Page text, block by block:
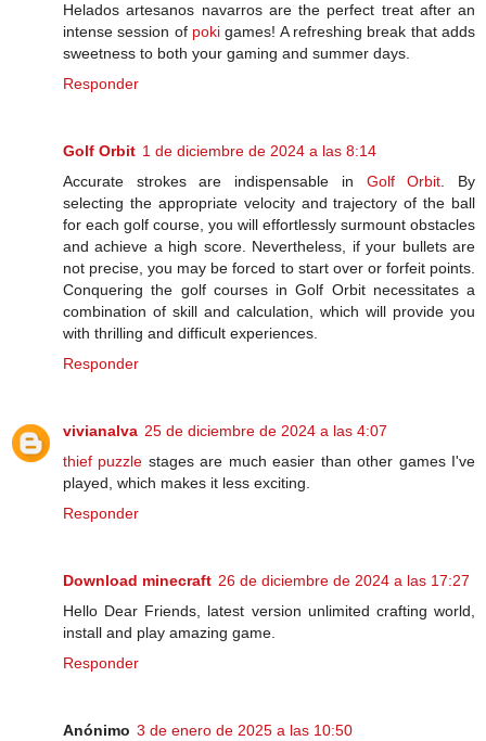
Helados artesanos navarros are the perfect treat after an
intense session of poki games! A refreshing break that adds
sweetness to both your gaming and summer days.
Responder
Golf Orbit 1 de diciembre de 2024 a las 8:14
Accurate strokes are indispensable in Golf Orbit. By
selecting the appropriate velocity and trajectory of the ball
for each golf course, you will effortlessly surmount obstacles
and achieve a high score. Nevertheless, if your bullets are
not precise, you may be forced to start over or forfeit points.
Conquering the golf courses in Golf Orbit necessitates a
combination of skill and calculation, which will provide you
with thrilling and difficult experiences.
Responder
vivianalva 25 de diciembre de 2024 a las 4:07
thief puzzle stages are much easier than other games I've
played, which makes it less exciting.
Responder
Download minecraft 26 de diciembre de 2024 a las 17:27
Hello Dear Friends, latest version unlimited crafting world,
install and play amazing game.
Responder
Anónimo 3 de enero de 2025 a las 10:50